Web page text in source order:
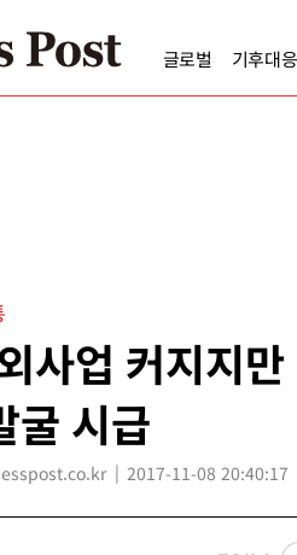
글로벌 기후대응
사업 커지지
굴 시급
2017-11-08 20:40:17